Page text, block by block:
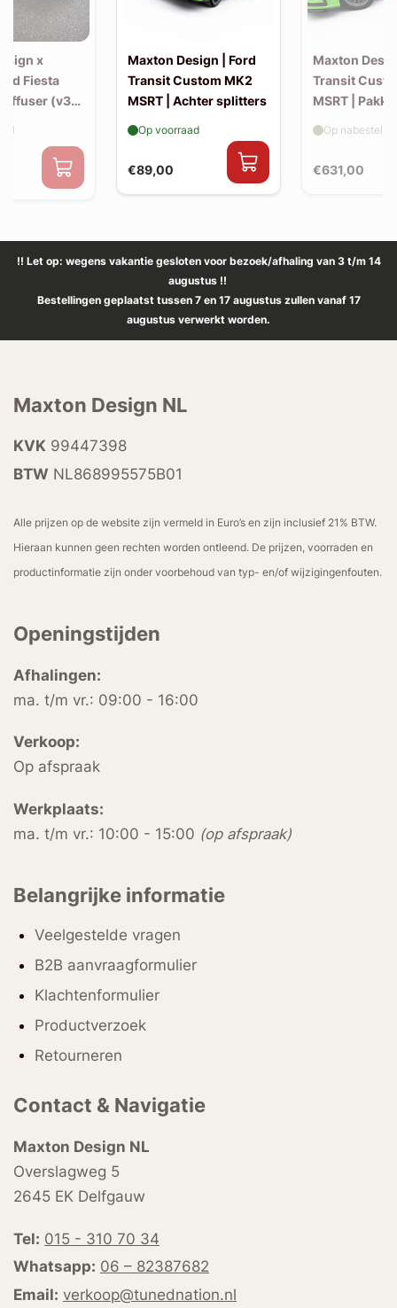
x
Fiesta
(v3)
Maxton Design | Ford
Transit Custom MK2
MSRT | Achter splitters
€89,00
Op voorraad
Maxton
Transit
MSRT |
€631,00
Op
!! Let op: wegens vakantie gesloten voor bezoek/afhaling van 3 t/m 14
augustus !!
Bestellingen geplaatst tussen 7 en 17 augustus zullen vanaf 17
augustus verwerkt worden.
Maxton Design NL
KVK 99447398
BTW NL868995575B01
Alle prijzen op de website zijn vermeld in Euro’s en zijn inclusief 21% BTW.
Hieraan kunnen geen rechten worden ontleend. De prijzen, voorraden en
productinformatie zijn onder voorbehoud van typ- en/of wijzigingenfouten.
Openingstijden
Afhalingen:
ma. t/m vr.: 09:00 - 16:00
Verkoop:
Op afspraak
Werkplaats:
ma. t/m vr.: 10:00 - 15:00 (op afspraak)
Belangrijke informatie
Veelgestelde vragen
B2B aanvraagformulier
Klachtenformulier
Productverzoek
Retourneren
Contact & Navigatie
Maxton Design NL
Overslagweg 5
2645 EK Delfgauw
Tel: 015 - 310 70 34
Whatsapp: 06 – 82387682
Email: verkoop@tunednation.nl